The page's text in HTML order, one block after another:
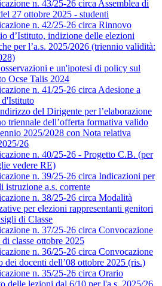
n. 43/25-26 circa Assemblea di
27 ottobre 2025 - studenti
n. 42/25-26 circa Rinnovo
d’Istituto, indizione delle elezioni
per l’a.s. 2025/2026 (triennio validità:
e un'ipotesi di policy sul
Ocse Talis 2024
n. 41/25-26 circa Adesione a
del Dirigente per l’elaborazione
triennale dell’offerta formativa valido
2025/2028 con Nota relativa
26
n. 40/25-26 - Progetto C.B. (per
vedere RE)
n. 39/25-26 circa Indicazioni per
istruzione a.s. corrente
n. 38/25-26 circa Modalità
per elezioni rappresentanti genitori
di Classe
n. 37/25-26 circa Convocazione
classe ottobre 2025
n. 36/25-26 circa Convocazione
dei docenti dell’08 ottobre 2025 (ris.)
n. 35/25-26 circa Orario